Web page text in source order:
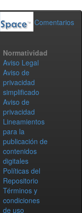
Comentarios
Normatividad
Aviso Legal
Aviso de
privacidad
simplificado
Aviso de
privacidad
Lineamientos
para la
publicación de
contenidos
digitales
Políticas del
Repositorio
Términos y
condiciones
de uso